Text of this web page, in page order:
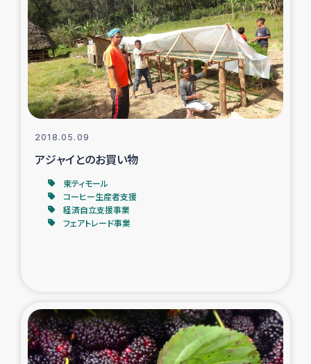
タイ国境ミャンマー移民子ども支援
漁民によるマングローブ植林活動
レバノンでのシリア難民への食糧・越冬支援
レバノンでのシリア難民・レバノン人への農業支援
石巻市街地在宅被災者支援
復興応援隊の活動
2018.05.09
アジャイとのお買い物
東ティモール
コーヒー生産者支援
経済自立支援事業
フェアトレード事業